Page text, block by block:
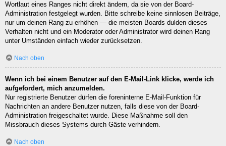
Wortlaut eines Ranges nicht direkt ändern, da sie von der Board-
Administration festgelegt wurden. Bitte schreibe keine sinnlosen Beiträge,
nur um deinen Rang zu erhöhen — die meisten Boards dulden dieses
Verhalten nicht und ein Moderator oder Administrator wird deinen Rang
unter Umständen einfach wieder zurücksetzen.
Nach oben
Wenn ich bei einem Benutzer auf den E-Mail-Link klicke, werde ich
aufgefordert, mich anzumelden.
Nur registrierte Benutzer dürfen die foreninterne E-Mail-Funktion für
Nachrichten an andere Benutzer nutzen, falls diese von der Board-
Administration freigeschaltet wurde. Diese Maßnahme soll den
Missbrauch dieses Systems durch Gäste verhindern.
Nach oben